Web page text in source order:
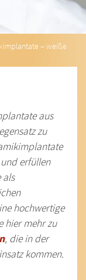
– weiße
aus
zu
erfüllen
als
hochwertige
hier mehr zu
, die in der
kommen.